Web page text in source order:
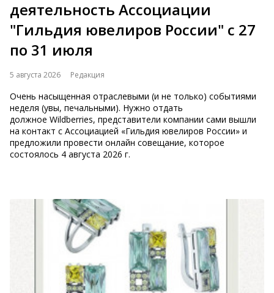
деятельность Ассоциации
"Гильдия ювелиров России" с 27
по 31 июля
5 августа 2026 Редакция
Очень насыщенная отраслевыми (и не только) событиями
неделя (увы, печальными). Нужно отдать
должное Wildberries, представители компании сами вышли
на контакт с Ассоциацией «Гильдия ювелиров России» и
предложили провести онлайн совещание, которое
состоялось 4 августа 2026 г.